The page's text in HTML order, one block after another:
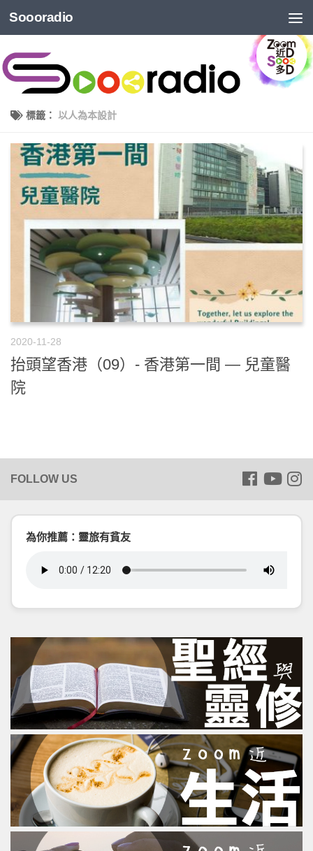
Soooradio
標籤： 以人為本設計
2020-11-28
抬頭望香港（09）- 香港第一間 — 兒童醫
院
為你推薦：靈旅有貧友